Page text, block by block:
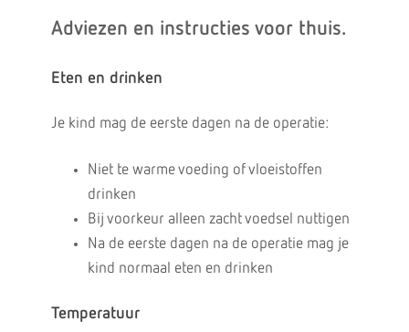
Adviezen en instructies voor thuis.
Eten en drinken
Je kind mag de eerste dagen na de operatie:
Niet te warme voeding of vloeistoffen
drinken
Bij voorkeur alleen zacht voedsel nuttigen
Na de eerste dagen na de operatie mag je
kind normaal eten en drinken
Temperatuur